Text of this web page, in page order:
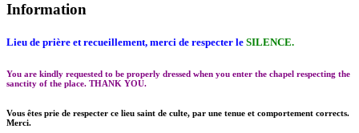
Information
Lieu de prière et recueillement, merci de respecter le SILENCE.
You are kindly requested to be properly dressed when you enter the chapel respecting the
sanctity of the place. THANK YOU.
Vous êtes prie de respecter ce lieu saint de culte, par une tenue et comportement corrects.
Merci.